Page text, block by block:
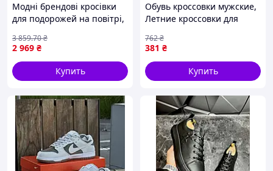
Модні брендові кросівки
для подорожей на повітрі,
Gore-Tex | Термо 41
2 969 ₴
3 859.70₴
Купить
Обувь кроссовки мужские,
Летние кроссовки для
верхом Очень легкие IV-96
381 ₴
762₴
Купить